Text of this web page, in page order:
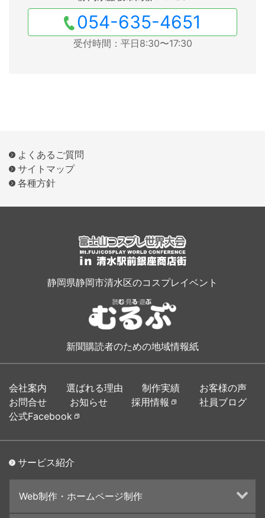
054-635-4651
受付時間：平日8:30〜17:30
よくあるご質問
サイトマップ
各種方針
静岡県静岡市清水区のコスプレイベント
新聞購読者のための地域情報紙
会社案内 選ばれる理由 制作実績
お客様の声
お問合せ
お知らせ 採用情報
社員ブログ
公式Facebook
サービス紹介
Web制作・ホームページ制作